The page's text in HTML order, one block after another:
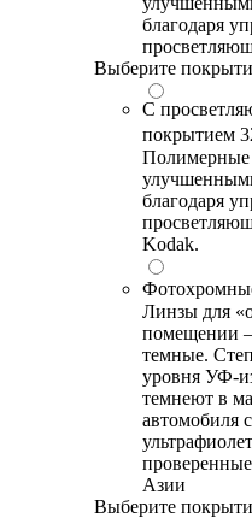
благодаря
Выберите
С
покрытием
Полимерные
благодаря
Kodak.
Линзы для
помещении
темные.
уровня УФ-
темнеют в
автомобиля
Азии
Выберите